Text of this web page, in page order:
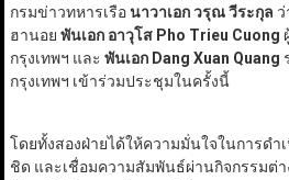
กรมข่าวทหารเรือนาวาเอก วรุณ วีระกุล
ฮานอย พันเอก อาวุโส Pho Trieu Cuong
กรุงเทพฯ และ พันเอก Dang Xuan Quang
กรุงเทพฯ เข้าร่วมประชุมในครั้งนี้
โดยทั้งสองฝ่ายได้ให้ความมั่นใจในการดำ
ชิด และเชื่อมความสัมพันธ์ผ่านกิจกรรมต่า